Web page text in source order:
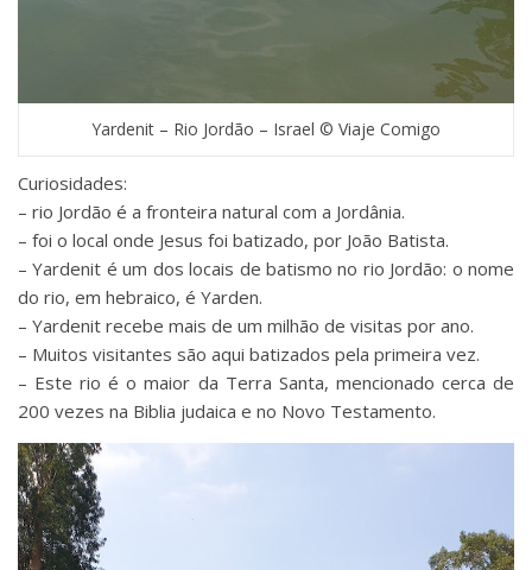
Yardenit – Rio Jordão – Israel © Viaje Comigo
Curiosidades:
– rio Jordão é a fronteira natural com a Jordânia.
– foi o local onde Jesus foi batizado, por João Batista.
– Yardenit é um dos locais de batismo no rio Jordão: o nome
do rio, em hebraico, é Yarden.
– Yardenit recebe mais de um milhão de visitas por ano.
– Muitos visitantes são aqui batizados pela primeira vez.
– Este rio é o maior da Terra Santa, mencionado cerca de
200 vezes na Biblia judaica e no Novo Testamento.